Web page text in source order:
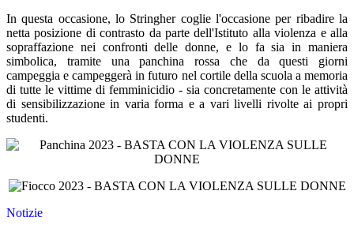
In questa occasione, lo Stringher coglie l'occasione per ribadire la
netta posizione di contrasto da parte dell'Istituto alla violenza e alla
sopraffazione nei confronti delle donne, e lo fa sia in maniera
simbolica, tramite una panchina rossa che da questi giorni
campeggia e campeggerà in futuro nel cortile della scuola a memoria
di tutte le vittime di femminicidio - sia concretamente con le attività
di sensibilizzazione in varia forma e a vari livelli rivolte ai propri
studenti.
Notizie